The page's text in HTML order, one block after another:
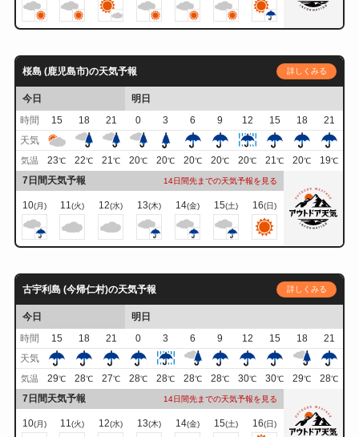
桜島 (鹿児島市)の天気予報 詳しくみる
今日
明日
時間
15 18 21 0 3 6 9 12 15 18
21
天気
気温 23℃ 22℃ 21℃ 20℃ 20℃ 20℃ 20℃ 20℃ 21℃ 20℃ 19℃
7日間天気予報 14日間先までの天気予報を見る
10(月) 11(火) 12(水) 13(木) 14(金) 15(土) 16(日)
古宇利島 (今帰仁村)の天気予報 詳しくみる
今日
明日
時間
15 18 21 0 3 6 9 12 15 18
21
天気
気温 29℃ 28℃ 27℃ 28℃ 28℃ 28℃ 28℃ 30℃ 30℃ 29℃ 28℃
7日間天気予報 14日間先までの天気予報を見る
10(月) 11(火) 12(水) 13(木) 14(金) 15(土) 16(日)